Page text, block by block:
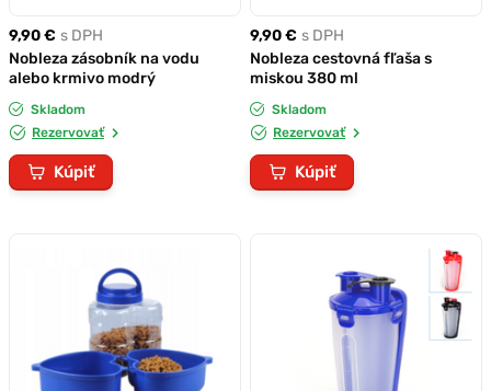
9,90 € s DPH
Nobleza zásobník na vodu
alebo krmivo modrý
Skladom
Rezervovať
Kúpiť
9,90 € s DPH
Nobleza cestovná fľaša s
miskou 380 ml
Skladom
Rezervovať
Kúpiť